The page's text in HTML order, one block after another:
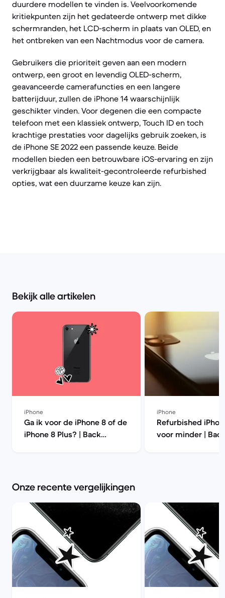
duurdere modellen te vinden is. Veelvoorkomende
kritiekpunten zijn het gedateerde ontwerp met dikke
schermranden, het LCD-scherm in plaats van OLED, en
het ontbreken van een Nachtmodus voor de camera.
Gebruikers die prioriteit geven aan een modern
ontwerp, een groot en levendig OLED-scherm,
geavanceerde camerafuncties en een langere
batterijduur, zullen de iPhone 14 waarschijnlijk
geschikter vinden. Voor degenen die een compacte
telefoon met een klassiek ontwerp, Touch ID en toch
krachtige prestaties voor dagelijks gebruik zoeken, is
de iPhone SE 2022 een passende keuze. Beide
modellen bieden een betrouwbare iOS-ervaring en zijn
verkrijgbaar als kwaliteit-gecontroleerde refurbished
opties, wat een duurzame keuze kan zijn.
Bekijk alle artikelen
iPhone
Ga ik voor de iPhone 8 of de
iPhone 8 Plus? | Back
iPhone
Refurbished
voor minder |
Onze recente vergelijkingen